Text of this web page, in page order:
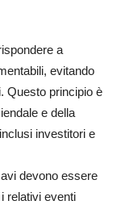
a
evitando
Questo principio è
e della
investitori e
devono essere
relativi eventi